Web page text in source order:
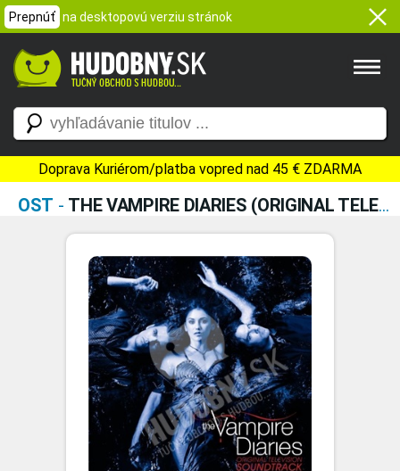
Prepnúť na desktopovú verziu stránok
Doprava Kuriérom/platba vopred nad 45 € ZDARMA
OST - THE VAMPIRE DIARIES (ORIGINAL TELEVISION SOUNDTRACK)